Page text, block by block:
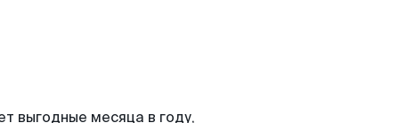
выгодные месяца в году,